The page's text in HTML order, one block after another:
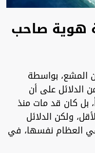
هوية صاحب
المشع، بواسطة
الدلائل على أن
بل كان قد مات منذ
ولكن الدلائل
العظام نفسها، في